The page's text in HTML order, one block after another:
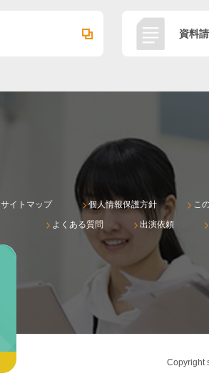
資料
サイトマップ 個人情報保護方針 こ
よくある質問
出演依頼
Copyright